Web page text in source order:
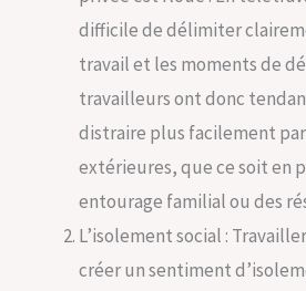
difficile de délimiter
travail et les moments de
travailleurs ont donc
distraire plus facilement
extérieures, que ce soit en
entourage familial ou des
L’isolement social :
créer un sentiment